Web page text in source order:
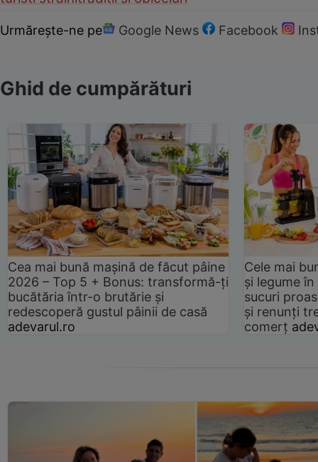
Urmărește-ne pe Google News Facebook
Ghid de cumpărături
Cea mai bună mașină de făcut pâine
2026 – Top 5 + Bonus: transformă-ți
bucătăria într-o brutărie și
redescoperă gustul pâinii de casă
adevarul.ro
Cele mai
și legume
sucuri
și renunți
comerț